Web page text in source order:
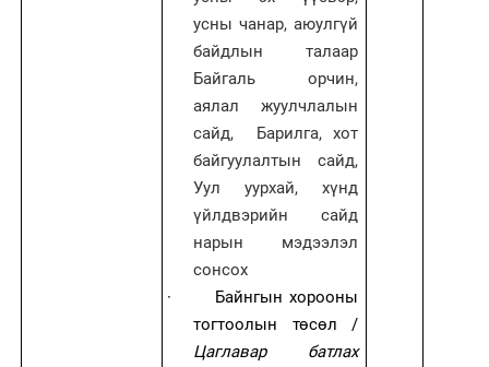
усны чанар, аюулгүй
байдлын талаар
Байгаль орчин,
аялал жуулчлалын
сайд, Барилга, хот
байгуулалтын сайд,
Уул уурхай, хүнд
үйлдвэрийн сайд
нарын мэдээлэл
сонсох
·
Байнгын хорооны
тогтоолын төсөл /
Цаглавар батлах